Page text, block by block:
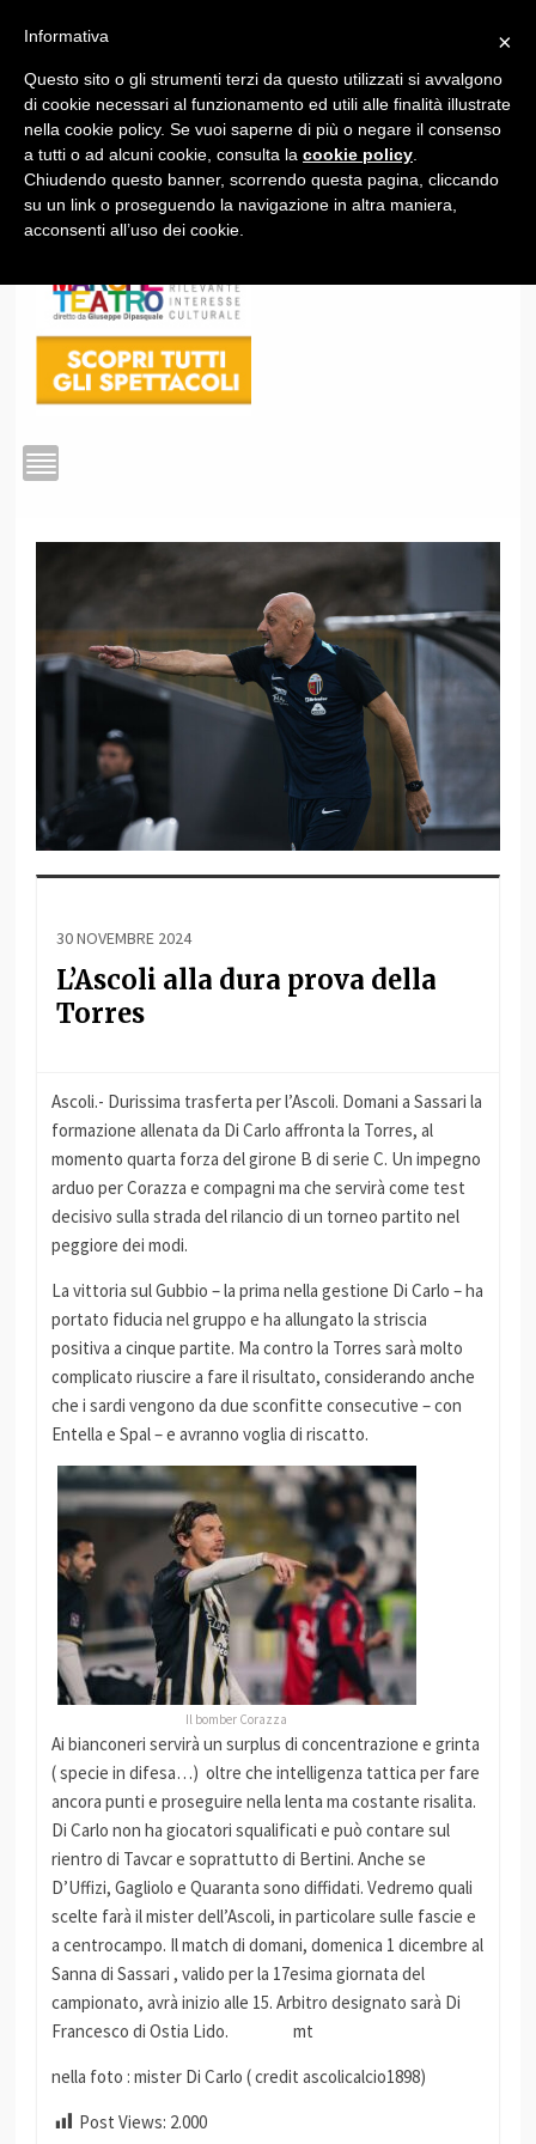
1
30 NOVEMBRE 2024
L’Ascoli alla dura prova della
Torres
Ascoli.- Durissima trasferta per l’Ascoli. Domani a Sassari la
formazione allenata da Di Carlo affronta la Torres, al
momento quarta forza del girone B di serie C. Un impegno
arduo per Corazza e compagni ma che servirà come test
decisivo sulla strada del rilancio di un torneo partito nel
peggiore dei modi.
La vittoria sul Gubbio – la prima nella gestione Di Carlo – ha
portato fiducia nel gruppo e ha allungato la striscia
positiva a cinque partite. Ma contro la Torres sarà molto
complicato riuscire a fare il risultato, considerando anche
che i sardi vengono da due sconfitte consecutive – con
Entella e Spal – e avranno voglia di riscatto.
Il bomber Corazza
Ai bianconeri servirà un surplus di concentrazione e grinta
( specie in difesa…) oltre che intelligenza tattica per fare
ancora punti e proseguire nella lenta ma costante risalita.
Di Carlo non ha giocatori squalificati e può contare sul
rientro di Tavcar e soprattutto di Bertini. Anche se
D’Uffizi, Gagliolo e Quaranta sono diffidati. Vedremo quali
scelte farà il mister dell’Ascoli, in particolare sulle fascie e
a centrocampo. Il match di domani, domenica 1 dicembre al
Sanna di Sassari , valido per la 17esima giornata del
campionato, avrà inizio alle 15. Arbitro designato sarà Di
Francesco di Ostia Lido. mt
nella foto : mister Di Carlo ( credit ascolicalcio1898)
Post Views: 2.000
×
Informativa
Questo sito o gli strumenti terzi da questo utilizzati si avvalgono
di cookie necessari al funzionamento ed utili alle finalità illustrate
nella cookie policy. Se vuoi saperne di più o negare il consenso
a tutti o ad alcuni cookie, consulta la cookie policy
Chiudendo questo banner, scorrendo questa pagina, cliccando
su un link o proseguendo la navigazione in altra maniera,
acconsenti all’uso dei cookie.